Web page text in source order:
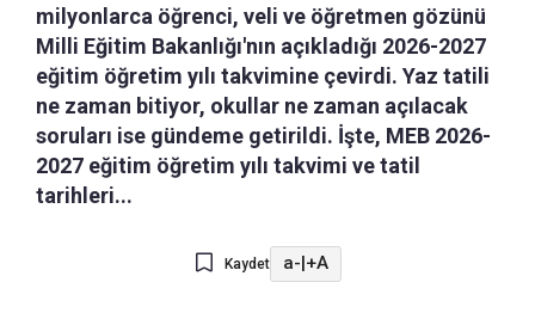
milyonlarca öğrenci, veli ve öğretmen gözünü
Milli Eğitim Bakanlığı'nın açıkladığı 2026-2027
eğitim öğretim yılı takvimine çevirdi. Yaz tatili
ne zaman bitiyor, okullar ne zaman açılacak
soruları ise gündeme getirildi. İşte, MEB 2026-
2027 eğitim öğretim yılı takvimi ve tatil
tarihleri...
Kaydet a- +A